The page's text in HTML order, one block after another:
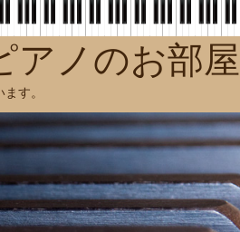
アノのお部屋
す。